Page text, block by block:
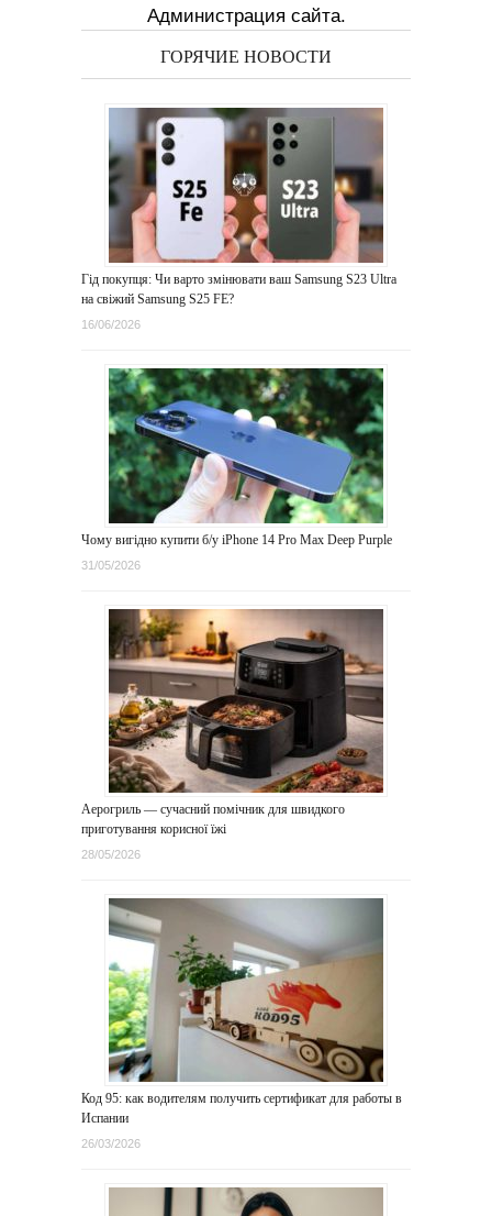
Администрация сайта.
ГОРЯЧИЕ НОВОСТИ
Гід покупця: Чи варто змінювати ваш Samsung S23 Ultra
на свіжий Samsung S25 FE?
16/06/2026
Чому вигідно купити б/у iPhone 14 Pro Max Deep Purple
31/05/2026
Аерогриль — сучасний помічник для швидкого
приготування корисної їжі
28/05/2026
Код 95: как водителям получить сертификат для работы в
Испании
26/03/2026